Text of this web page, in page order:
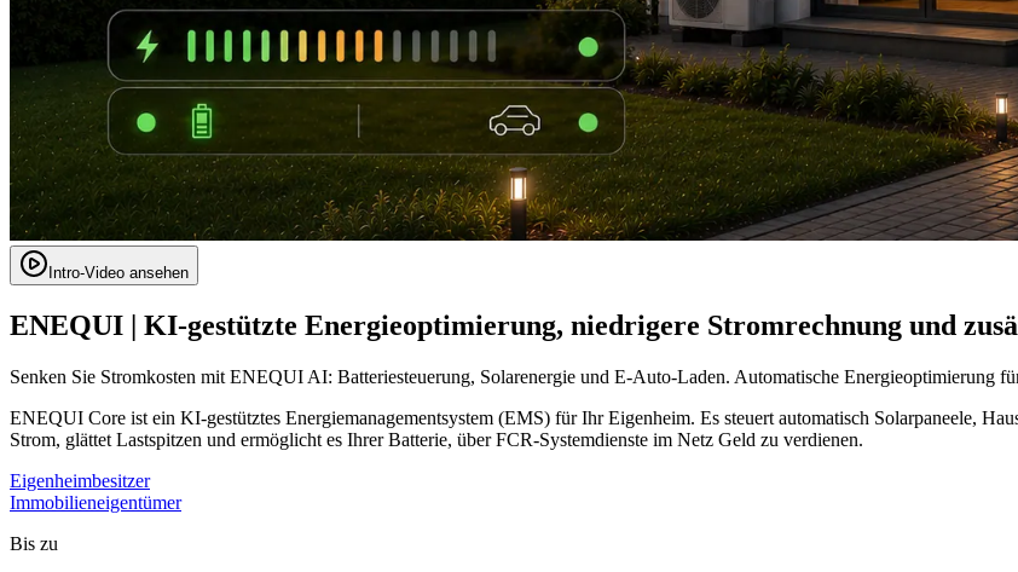
Intro-Video ansehen
ENEQUI | KI-gestützte Energieoptimierung, niedrigere Stromrechnung und
Senken Sie Stromkosten mit ENEQUI AI: Batteriesteuerung, Solarenergie und E-Auto-Laden. Automatische Energieoptimierung
ENEQUI Core ist ein KI-gestütztes Energiemanagementsystem (EMS) für Ihr Eigenheim. Es steuert automatisch Solarpaneele,
Strom, glättet Lastspitzen und ermöglicht es Ihrer Batterie, über FCR-Systemdienste im Netz Geld zu verdienen.
Eigenheimbesitzer
Immobilieneigentümer
Bis zu